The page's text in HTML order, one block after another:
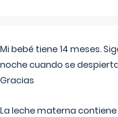
Mi bebé tiene 14 meses.
noche cuando se
Gracias
La leche materna